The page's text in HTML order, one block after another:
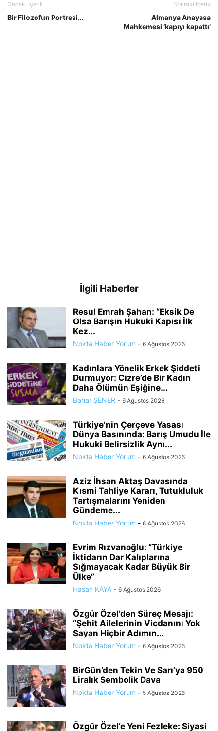
Önceki İçerik
Bir Filozofun Portresi…
Sonraki İçerik
Almanya Anayasa
Mahkemesi ‘kapıyı kapattı’
İlgili Haberler
Resul Emrah Şahan: “Eksik De
Olsa Barışın Hukuki Kapısı İlk
Kez...
Nokta Haber Yorum - 6 Ağustos 2026
Kadınlara Yönelik Erkek Şiddeti
Durmuyor: Cizre’de Bir Kadın
Daha Ölümün Eşiğine...
Bahar ŞENER - 6 Ağustos 2026
Türkiye’nin Çerçeve Yasası
Dünya Basınında: Barış Umudu İle
Hukuki Belirsizlik Aynı...
Nokta Haber Yorum - 6 Ağustos 2026
Aziz İhsan Aktaş Davasında
Kısmi Tahliye Kararı, Tutukluluk
Tartışmalarını Yeniden
Gündeme...
Nokta Haber Yorum - 6 Ağustos 2026
Evrim Rızvanoğlu: “Türkiye
İktidarın Dar Kalıplarına
Sığmayacak Kadar Büyük Bir
Ülke”
Hasan KAYA - 6 Ağustos 2026
Özgür Özel’den Süreç Mesajı:
“Şehit Ailelerinin Vicdanını Yok
Sayan Hiçbir Adımın...
Nokta Haber Yorum - 6 Ağustos 2026
BirGün’den Tekin Ve Sarı’ya 950
Liralık Sembolik Dava
Nokta Haber Yorum - 5 Ağustos 2026
Özgür Özel’e Yeni Fezleke: Siyasi